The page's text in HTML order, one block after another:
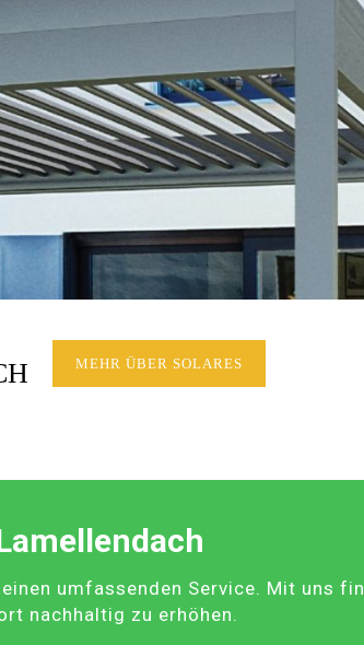
MEHR ÜBER SOLARES
umfassenden Service. Mit uns
nachhaltig zu erhöhen.